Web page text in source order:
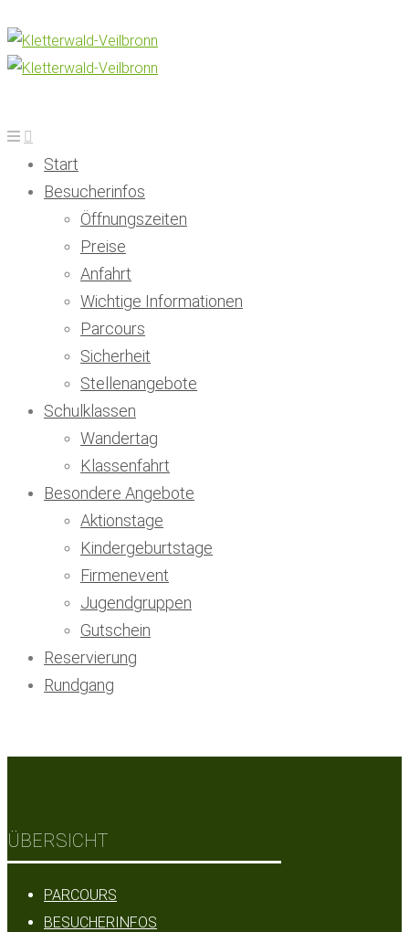
Start
Besucherinfos
Öffnungszeiten
Preise
Anfahrt
Wichtige Informationen
Parcours
Sicherheit
Stellenangebote
Schulklassen
Wandertag
Klassenfahrt
Besondere Angebote
Aktionstage
Kindergeburtstage
Firmenevent
Jugendgruppen
Gutschein
Reservierung
Rundgang
ÜBERSICHT
PARCOURS
BESUCHERINFOS